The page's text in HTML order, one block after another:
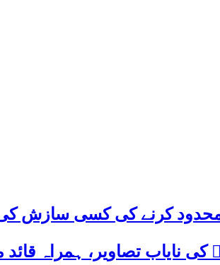
محدود کرنے کی کسی سازش
نایاب تصاویر، ہمراہ